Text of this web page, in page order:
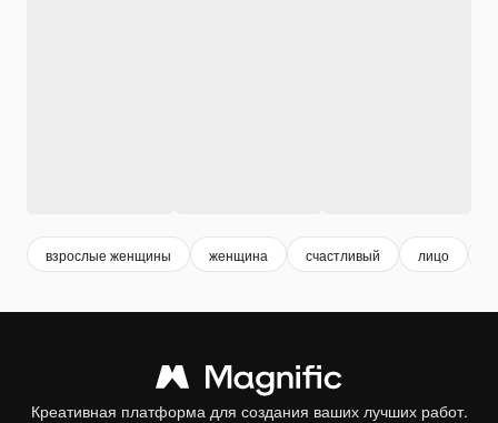
взрослые женщины женщина счастливый лицо
Креативная платформа для создания ваших лучших работ.